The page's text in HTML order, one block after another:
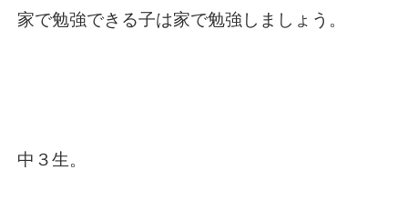
家で勉強できる子は家で勉強しましょう。
中３生。